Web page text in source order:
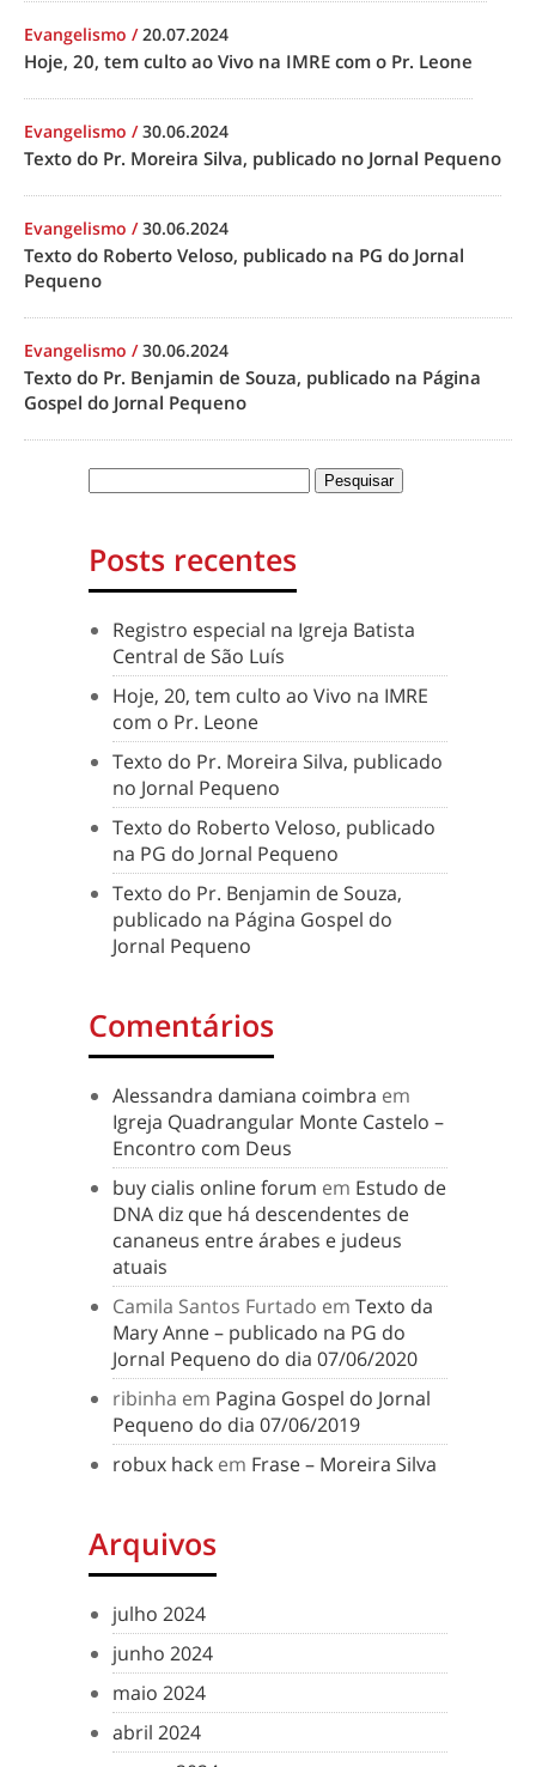
Evangelismo /20.07.2024
Hoje, 20, tem culto ao Vivo na IMRE com o Pr. Leone
Evangelismo /30.06.2024
Texto do Pr. Moreira Silva, publicado no Jornal Pequeno
Evangelismo /30.06.2024
Texto do Roberto Veloso, publicado na PG do Jornal
Pequeno
Evangelismo /30.06.2024
Texto do Pr. Benjamin de Souza, publicado na Página
Gospel do Jornal Pequeno
Posts recentes
Registro especial na Igreja Batista
Central de São Luís
Hoje, 20, tem culto ao Vivo na IMRE
com o Pr. Leone
Texto do Pr. Moreira Silva, publicado
no Jornal Pequeno
Texto do Roberto Veloso, publicado
na PG do Jornal Pequeno
Texto do Pr. Benjamin de Souza,
publicado na Página Gospel do
Jornal Pequeno
Comentários
Alessandra damiana coimbra em
Igreja Quadrangular Monte Castelo –
Encontro com Deus
buy cialis online forum em Estudo de
DNA diz que há descendentes de
cananeus entre árabes e judeus
atuais
Camila Santos Furtado em Texto da
Mary Anne – publicado na PG do
Jornal Pequeno do dia 07/06/2020
ribinha em Pagina Gospel do Jornal
Pequeno do dia 07/06/2019
robux hack em Frase – Moreira Silva
Arquivos
julho 2024
junho 2024
maio 2024
abril 2024